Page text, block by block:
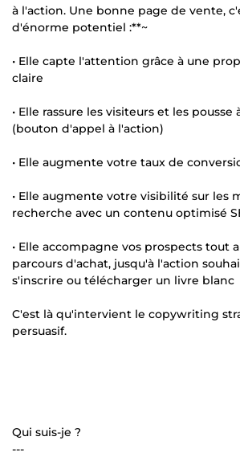
à l'action. Une bonne page de vente,
d'énorme potentiel :**~
• Elle capte l'attention grâce à une
claire
• Elle rassure les visiteurs et les pousse
(bouton d'appel à l'action)
• Elle augmente votre taux de
• Elle augmente votre visibilité sur les
recherche avec un contenu optimisé
• Elle accompagne vos prospects tout
parcours d'achat, jusqu'à l'action
s'inscrire ou télécharger un livre blanc
C'est là qu'intervient le copywriting
persuasif.
Qui suis-je ?
---